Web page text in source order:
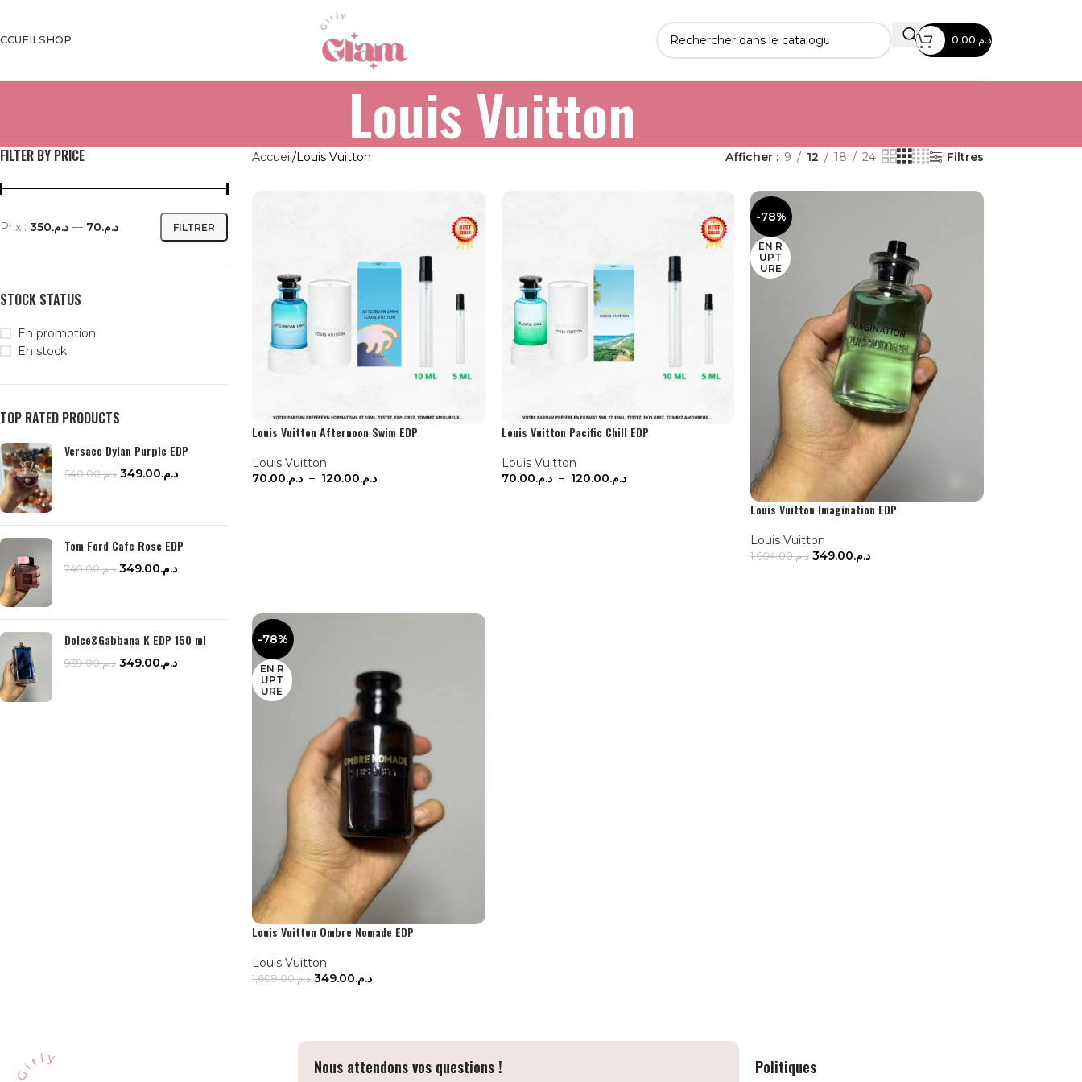
SHOP د.م.0.00
Louis Vuitton
FILTER BY PRICE
FILTRER
Prix : د.م.70 — د.م.350
STOCK STATUS
En promotion
En stock
TOP RATED PRODUCTS
Versace Dylan Purple EDP
د.م.540.00 د.م.349.00
Tom Ford Cafe Rose EDP
د.م.740.00 د.م.349.00
Dolce&Gabbana K EDP 150 ml
د.م.939.00 د.م.349.00
Accueil Louis Vuitton Afficher 9 12 18 24 Filtres
Louis Vuitton Afternoon Swim EDP
Louis Vuitton
د.م.70.00 – د.م.120.00
Louis Vuitton Pacific Chill EDP
Louis Vuitton
د.م.70.00 – د.م.120.00
-78%
EN R
UPT
URE
Louis Vuitton Imagination EDP
Louis Vuitton
د.م.1,604.00 د.م.349.00
-78%
EN R
UPT
URE
Louis Vuitton Ombre Nomade EDP
Louis Vuitton
د.م.1,609.00 د.م.349.00
Nous attendons vos questions ! Politiques